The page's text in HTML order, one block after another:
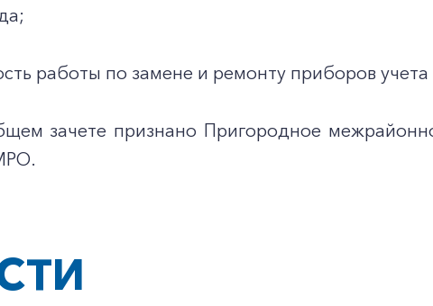
работы по замене и ремонту приборов учета
зачете признано Пригородное